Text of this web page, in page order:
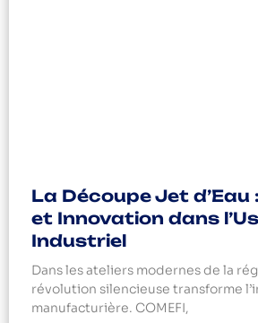
La Découpe Jet d’Eau
et Innovation dans
Industriel
Dans les ateliers modernes de la
révolution silencieuse transforme
manufacturière. COMEFI,